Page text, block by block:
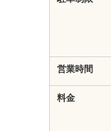
営業時間
料金